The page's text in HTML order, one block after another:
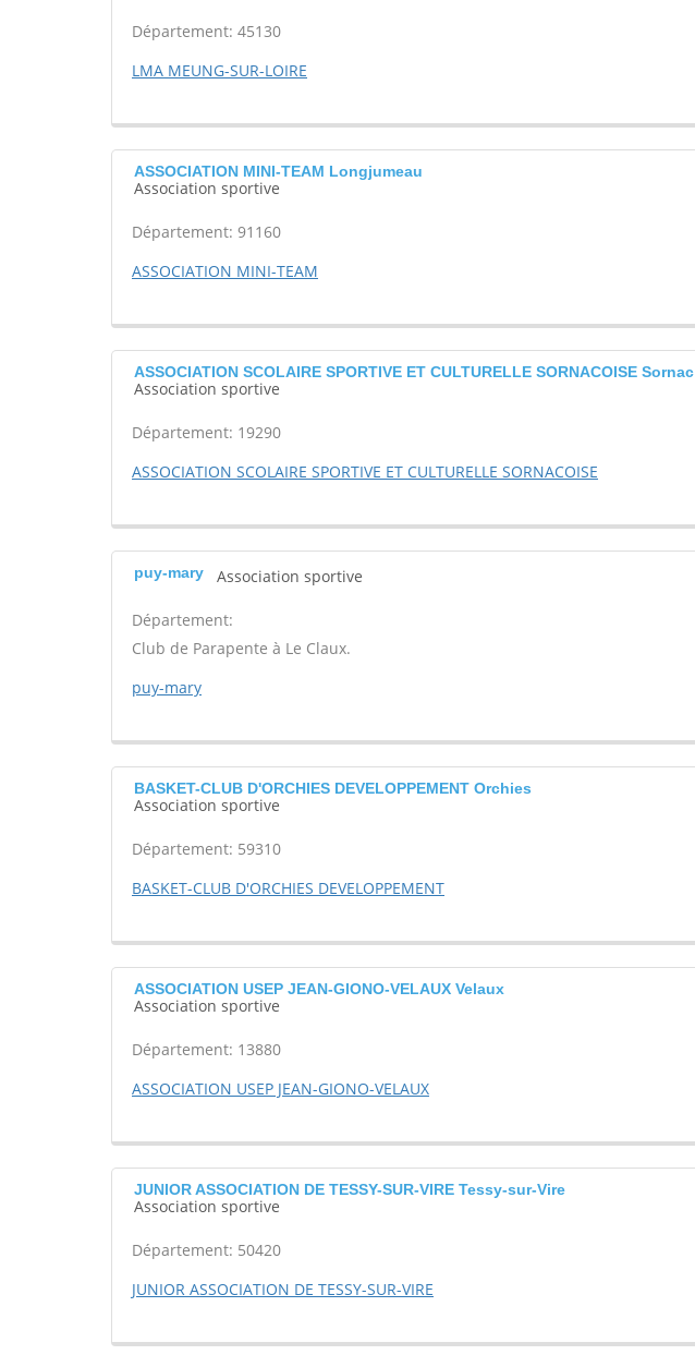
Département: 45130
LMA MEUNG-SUR-LOIRE
ASSOCIATION MINI-TEAM Longjumeau
Association sportive
Département: 91160
ASSOCIATION MINI-TEAM
ASSOCIATION SCOLAIRE SPORTIVE ET CULTURELLE SORNACOISE Sornac
Association sportive
Département: 19290
ASSOCIATION SCOLAIRE SPORTIVE ET CULTURELLE SORNACOISE
puy-mary Association sportive
Département:
Club de Parapente à Le Claux.
puy-mary
BASKET-CLUB D'ORCHIES DEVELOPPEMENT Orchies
Association sportive
Département: 59310
BASKET-CLUB D'ORCHIES DEVELOPPEMENT
ASSOCIATION USEP JEAN-GIONO-VELAUX Velaux
Association sportive
Département: 13880
ASSOCIATION USEP JEAN-GIONO-VELAUX
JUNIOR ASSOCIATION DE TESSY-SUR-VIRE Tessy-sur-Vire
Association sportive
Département: 50420
JUNIOR ASSOCIATION DE TESSY-SUR-VIRE